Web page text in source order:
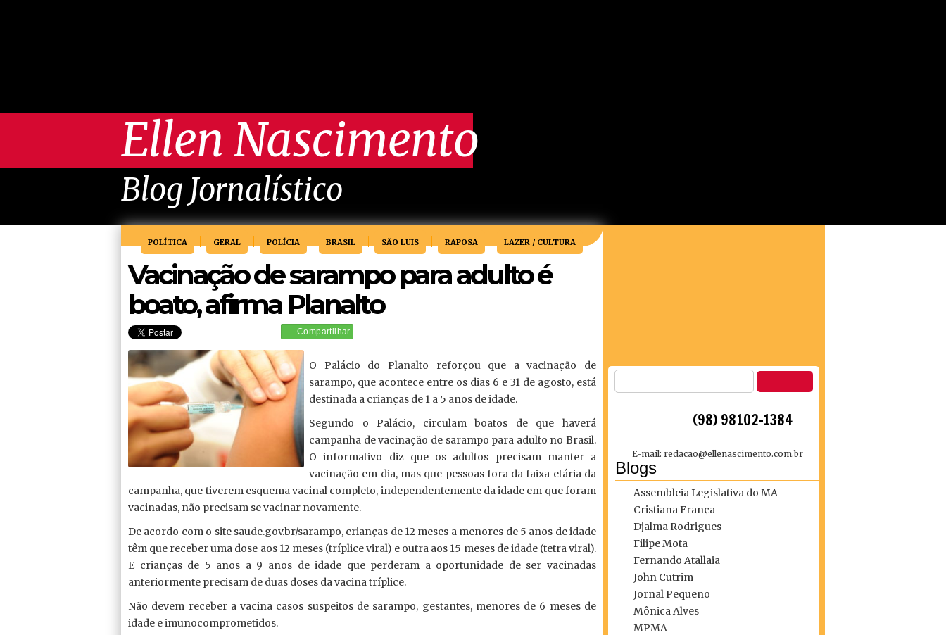
Ellen Nascimento
Blog Jornalístico
(98) 98102-1384
E-mail: redacao@ellenascimento.com.br
Blogs
Assembleia Legislativa do MA
Cristiana França
Djalma Rodrigues
Filipe Mota
Fernando Atallaia
John Cutrim
Jornal Pequeno
Mônica Alves
MPMA
POLÍTICA GERAL POLÍCIA BRASIL SÃO LUIS RAPOSA LAZER / CULTURA
Vacinação de sarampo para adulto é
boato, afirma Planalto
Compartilhar
O Palácio do Planalto reforçou que a vacinação de
sarampo, que acontece entre os dias 6 e 31 de agosto, está
destinada a crianças de 1 a 5 anos de idade.
Segundo o Palácio, circulam boatos de que haverá
campanha de vacinação de sarampo para adulto no Brasil.
O informativo diz que os adultos precisam manter a
vacinação em dia, mas que pessoas fora da faixa etária da
campanha, que tiverem esquema vacinal completo, independentemente da idade em que foram
vacinadas, não precisam se vacinar novamente.
De acordo com o site saude.gov.br/sarampo, crianças de 12 meses a menores de 5 anos de idade
têm que receber uma dose aos 12 meses (tríplice viral) e outra aos 15 meses de idade (tetra viral).
E crianças de 5 anos a 9 anos de idade que perderam a oportunidade de ser vacinadas
anteriormente precisam de duas doses da vacina tríplice.
Não devem receber a vacina casos suspeitos de sarampo, gestantes, menores de 6 meses de
idade e imunocomprometidos.